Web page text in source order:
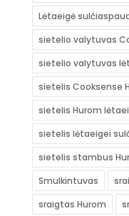
Lėtaeigė
sietelio valytuvas
sietelio valytuvas
sietelis Cooksense
sietelis Hurom
sietelis lėtaeigei
sietelis stambus
Smulkintuvas
sraigtas Hurom